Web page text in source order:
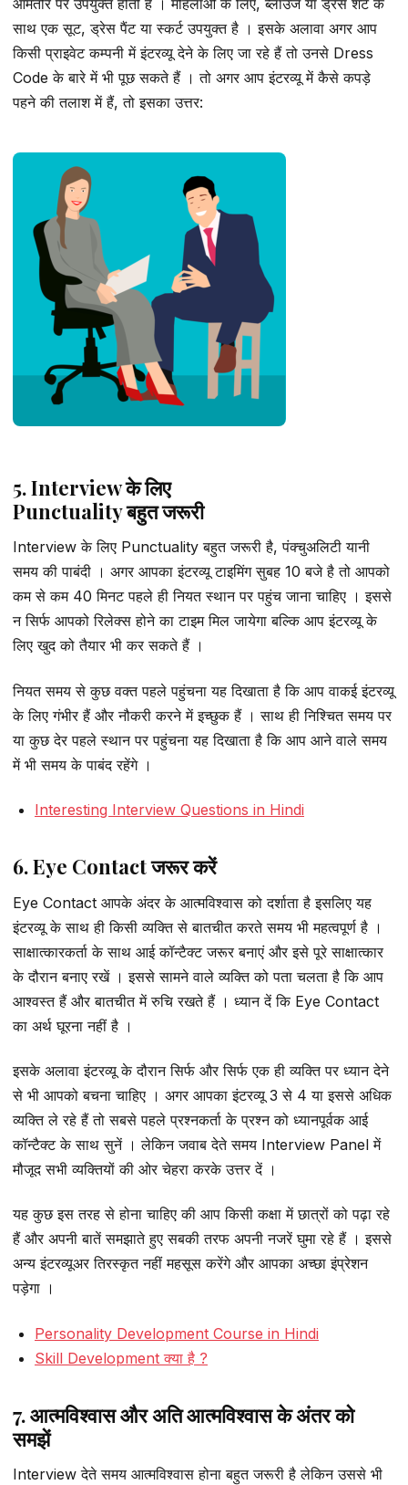
साथ एक सूट, ड्रेस पैंट या स्कर्ट उपयुक्त है । इसके अलावा अगर आप
किसी प्राइवेट कम्पनी में इंटरव्यू देने के लिए जा रहे हैं तो उनसे Dress
Code के बारे में भी पूछ सकते हैं । तो अगर आप इंटरव्यू में कैसे कपड़े
पहने की तलाश में हैं, तो इसका उत्तर:
5. Interview के लिए
Punctuality बहुत जरूरी
Interview के लिए Punctuality बहुत जरूरी है, पंक्चुअलिटी यानी
समय की पाबंदी । अगर आपका इंटरव्यू टाइमिंग सुबह 10 बजे है तो आपको
कम से कम 40 मिनट पहले ही नियत स्थान पर पहुंच जाना चाहिए । इससे
न सिर्फ आपको रिलेक्स होने का टाइम मिल जायेगा बल्कि आप इंटरव्यू के
लिए खुद को तैयार भी कर सकते हैं ।
नियत समय से कुछ वक्त पहले पहुंचना यह दिखाता है कि आप वाकई इंटरव्यू
के लिए गंभीर हैं और नौकरी करने में इच्छुक हैं । साथ ही निश्चित समय पर
या कुछ देर पहले स्थान पर पहुंचना यह दिखाता है कि आप आने वाले समय
में भी समय के पाबंद रहेंगे ।
Interesting Interview Questions in Hindi
6. Eye Contact जरूर करें
Eye Contact आपके अंदर के आत्मविश्वास को दर्शाता है इसलिए यह
इंटरव्यू के साथ ही किसी व्यक्ति से बातचीत करते समय भी महत्वपूर्ण है ।
साक्षात्कारकर्ता के साथ आई कॉन्टैक्ट जरूर बनाएं और इसे पूरे साक्षात्कार
के दौरान बनाए रखें । इससे सामने वाले व्यक्ति को पता चलता है कि आप
आश्वस्त हैं और बातचीत में रुचि रखते हैं । ध्यान दें कि Eye Contact
का अर्थ घूरना नहीं है ।
इसके अलावा इंटरव्यू के दौरान सिर्फ और सिर्फ एक ही व्यक्ति पर ध्यान देने
से भी आपको बचना चाहिए । अगर आपका इंटरव्यू 3 से 4 या इससे अधिक
व्यक्ति ले रहे हैं तो सबसे पहले प्रश्नकर्ता के प्रश्न को ध्यानपूर्वक आई
कॉन्टैक्ट के साथ सुनें । लेकिन जवाब देते समय Interview Panel में
मौजूद सभी व्यक्तियों की ओर चेहरा करके उत्तर दें ।
यह कुछ इस तरह से होना चाहिए की आप किसी कक्षा में छात्रों को पढ़ा रहे
हैं और अपनी बातें समझाते हुए सबकी तरफ अपनी नजरें घुमा रहे हैं । इससे
अन्य इंटरव्यूअर तिरस्कृत नहीं महसूस करेंगे और आपका अच्छा इंप्रेशन
पड़ेगा ।
Personality Development Course in Hindi
Skill Development क्या है ?
7. आत्मविश्वास और अति आत्मविश्वास के अंतर को
समझें
Interview देते समय आत्मविश्वास होना बहुत जरूरी है लेकिन उससे भी